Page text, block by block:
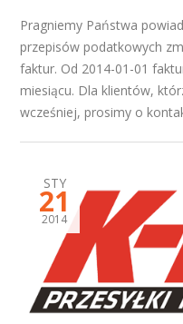
Pragniemy Państwa
przepisów podatkowych
faktur. Od 2014-01-01
miesiącu. Dla klientów,
wcześniej, prosimy o
STY
21
2014